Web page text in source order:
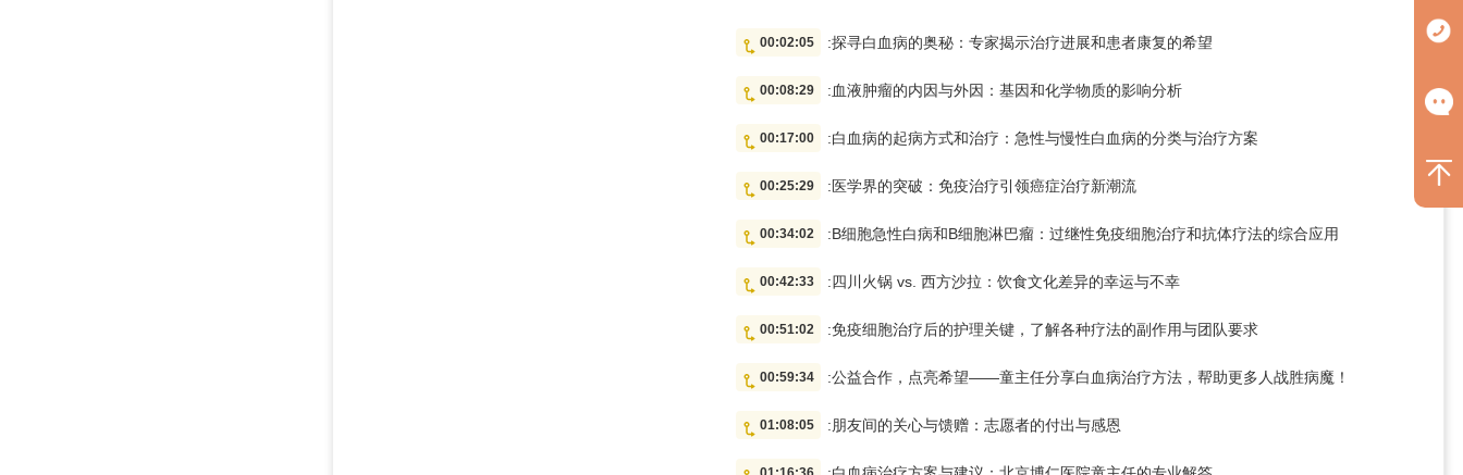
00:02:05 :探寻白血病的奥秘：专家揭示治疗进展和患者康复的希望
00:08:29 :血液肿瘤的内因与外因：基因和化学物质的影响分析
00:17:00 :白血病的起病方式和治疗：急性与慢性白血病的分类与治疗方案
00:25:29 :医学界的突破：免疫治疗引领癌症治疗新潮流
00:34:02 :B细胞急性白病和B细胞淋巴瘤：过继性免疫细胞治疗和抗体疗法的综合应用
00:42:33 :四川火锅 vs. 西方沙拉：饮食文化差异的幸运与不幸
00:51:02 :免疫细胞治疗后的护理关键，了解各种疗法的副作用与团队要求
00:59:34 :公益合作，点亮希望——童主任分享白血病治疗方法，帮助更多人战胜病魔！
01:08:05 :朋友间的关心与馈赠：志愿者的付出与感恩